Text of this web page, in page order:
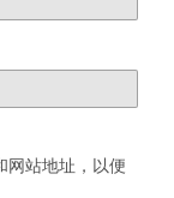
网站地址，以便